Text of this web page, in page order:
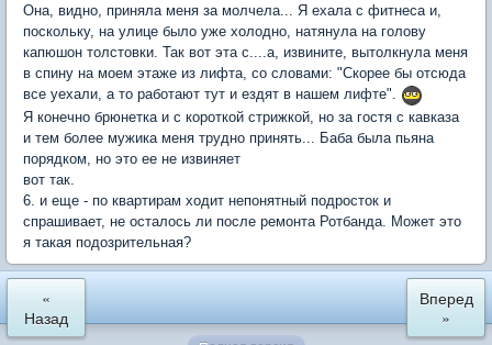
Она, видно, приняла меня за молчела... Я ехала с фитнеса и,
поскольку, на улице было уже холодно, натянула на голову
капюшон толстовки. Так вот эта с....а, извините, вытолкнула меня
в спину на моем этаже из лифта, со словами: "Скорее бы отсюда
все уехали, а то работают тут и ездят в нашем лифте".
Я конечно брюнетка и с короткой стрижкой, но за гостя с кавказа
и тем более мужика меня трудно принять... Баба была пьяна
порядком, но это ее не извиняет
вот так.
6. и еще - по квартирам ходит непонятный подросток и
спрашивает, не осталось ли после ремонта Ротбанда. Может это
я такая подозрительная?
«
Назад
Вперед
»